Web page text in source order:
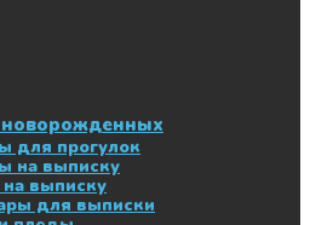
для прогулок
на выписку
выписку
для выписки